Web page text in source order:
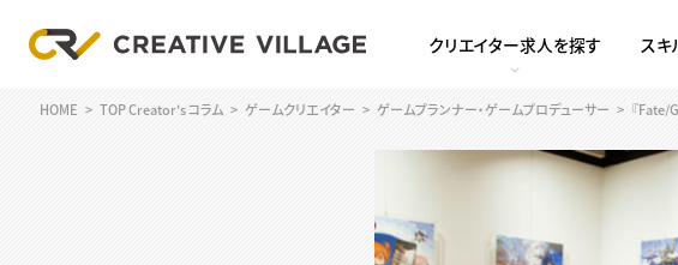
クリエイター求人を探す スキ
HOME TOP Creator's コラム ゲームクリエイター ゲームプランナー・ゲームプロデューサー 『Fate/